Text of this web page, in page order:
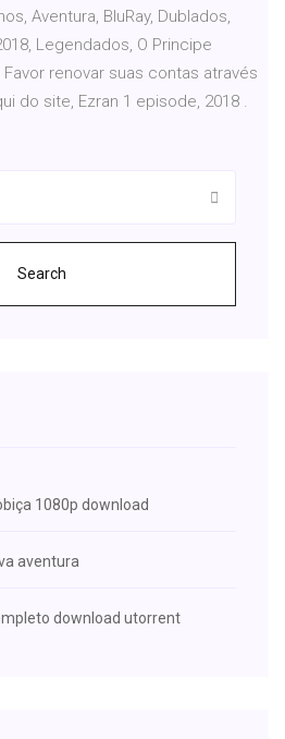
Aventura, BluRay, Dublados,
Legendados, O Principe
Favor renovar suas contas através
do site, Ezran 1 episode, 2018 .
Search
1080p download
aventura
download utorrent